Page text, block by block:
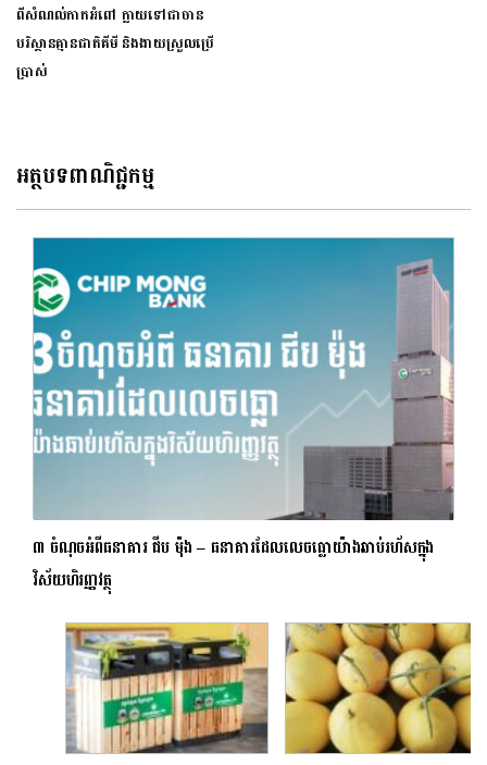
ពីសំណល់កាកអំពៅ ក្លាយទៅជាចាន
បរិស្ថានគ្មានជាតិគីមី និងងាយស្រួលប្រើ
ប្រាស់
អត្ថបទពាណិជ្ជកម្ម
៣ ចំណុចអំពីធនាគារ ជីប ម៉ុង – ធនាគារដែលលេចធ្លោយ៉ាងឆាប់រហ័សក្នុង
វិស័យហិរញ្ញវត្ថុ